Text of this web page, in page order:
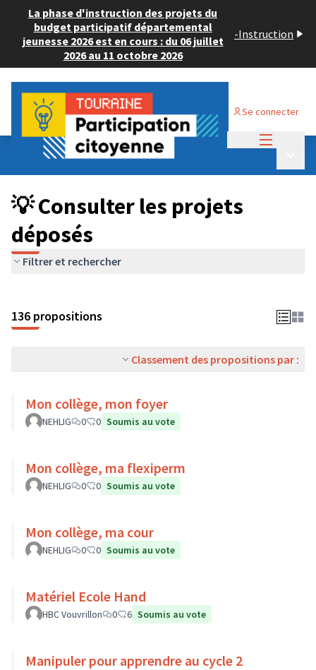
La phase d'instruction des projets du
budget participatif départemental
jeunesse 2026 est en cours : du 06 juillet
2026 au 11 octobre 2026
-Instruction
Se connecter
Budget Participatif JEUNESSE 2024
💡 Consulter les projets déposés
💡 Consulter les projets
déposés
Filtrer et rechercher
136 propositions
Classement des propositions par :
Mon collège, mon foyer
NEHLIG 0 0 Soumis au vote
Mon collège, ma flexiperm
NEHLIG 0 0 Soumis au vote
Mon collège, ma cour
NEHLIG 0 0 Soumis au vote
Matériel Ecole Hand
HBC Vouvrillon 0 6 Soumis au vote
Manipuler pour apprendre au cycle 2